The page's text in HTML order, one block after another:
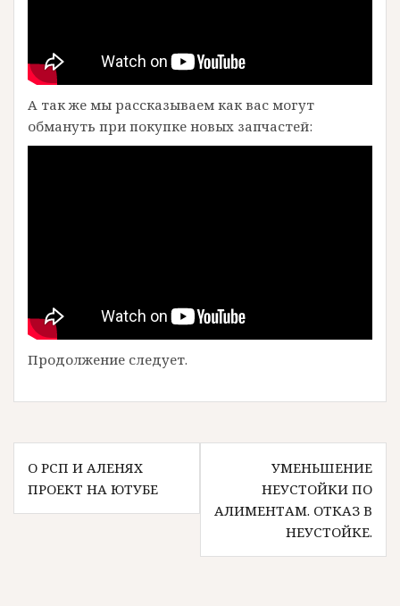
А так же мы рассказываем как вас могут
обмануть при покупке новых запчастей:
Продолжение следует.
Навигация
по
записям
О РСП И АЛЕНЯХ
ПРОЕКТ НА ЮТУБЕ
УМЕНЬШЕНИЕ
НЕУСТОЙКИ ПО
АЛИМЕНТАМ. ОТКАЗ В
НЕУСТОЙКЕ.